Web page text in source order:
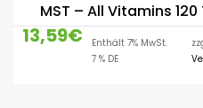
MST – All Vitamins 120
13,59€
Enthält 7% MwSt.
7 % DE